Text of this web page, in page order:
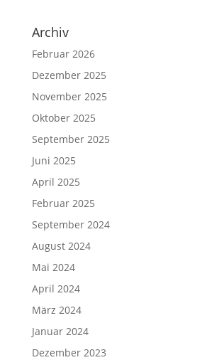
Archiv
Februar 2026
Dezember 2025
November 2025
Oktober 2025
September 2025
Juni 2025
April 2025
Februar 2025
September 2024
August 2024
Mai 2024
April 2024
März 2024
Januar 2024
Dezember 2023